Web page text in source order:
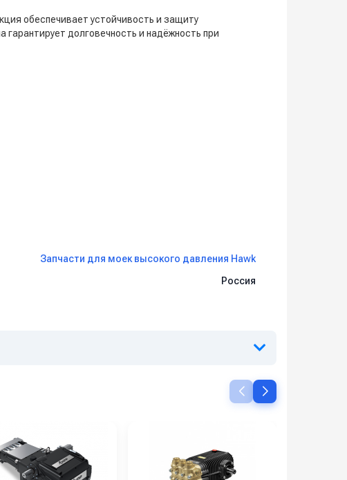
обеспечивает устойчивость и защиту
долговечность и надёжность при
Запчасти для моек высокого давления Hawk
Россия